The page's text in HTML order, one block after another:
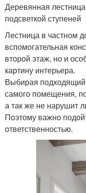
Деревянная
подсветкой ступеней
Лестница в частном
вспомогательная
второй этаж, но и
картину интерьера.
Выбирая подходящий
самого помещения,
а так же не нарушит
Поэтому важно
ответственностью.